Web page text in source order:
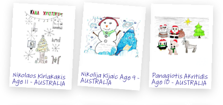
Nikolaos Kiriakakis
Age 11 - AUSTRALIA Nikolija Kijaic Age 9 -
AUSTRALIA Panagiotis Akritidis
Age 10 - AUSTRALIA